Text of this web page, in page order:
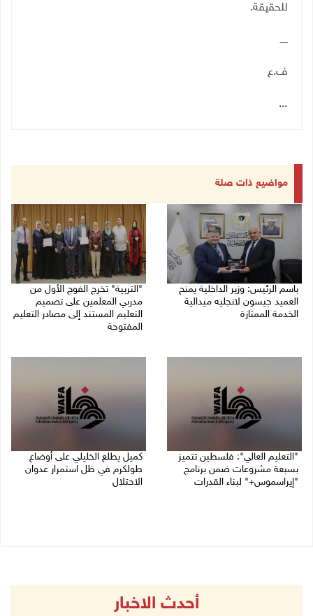
للحقيقة.
ـــــ
ف.ع
...
مواضيع ذات صلة
باسم الرئيس: وزير الداخلية يمنح
العميد جيسون لانجليه ميدالية
الخدمة الممتازة
"التربية" تخرج الفوج الأول من
مدربي المعلمين على تصميم
التعليم المستند إلى مصادر التعليم
المفتوحة
"التعليم العالي": فلسطين تتميز
بسبعة مشروعات ضمن برنامج
"إيراسموس+" لبناء القدرات
كميل يطلع الخليلي على أوضاع
طولكرم في ظل استمرار عدوان
الاحتلال
أحدث الاخبار